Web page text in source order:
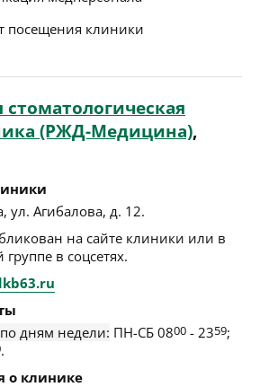
посещения клиники
(РЖД-Медицина),
, ул. Агибалова, д. 12.
на сайте клиники или в
в соцсетях.
дням недели: ПН-СБ 0800 - 2359;
.
о клинике